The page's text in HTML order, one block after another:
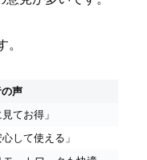
。
声
てお得」
して使える」